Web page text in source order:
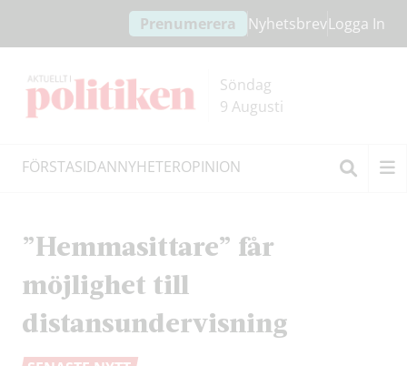
innehållet
headern
Prenumerera NyhetsbrevLogga In
Söndag
9 Augusti
FÖRSTASIDANNYHETEROPINION
”Hemmasittare” får
möjlighet till
distansundervisning